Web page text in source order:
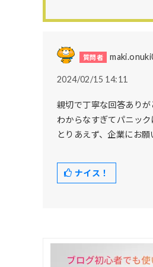
2024/02/15 14:11
親切で丁寧な回答ありが
わからなすぎてパニッ
とりあえず、企業にお願
ナイス！